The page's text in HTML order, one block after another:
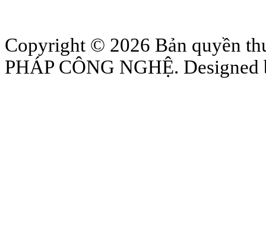
Copyright © 2026 Bản quyền
PHÁP CÔNG NGHỆ.